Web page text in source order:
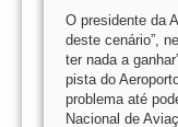
O presidente da
deste cenário”,
ter nada a
pista do
problema até
Nacional de